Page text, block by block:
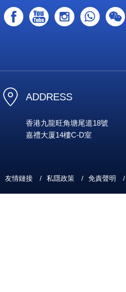
ADDRESS
香港九龍旺角塘尾道18號
嘉禮大厦14樓C-D室
友情鏈接 / 私隱政策 / 免責聲明 /